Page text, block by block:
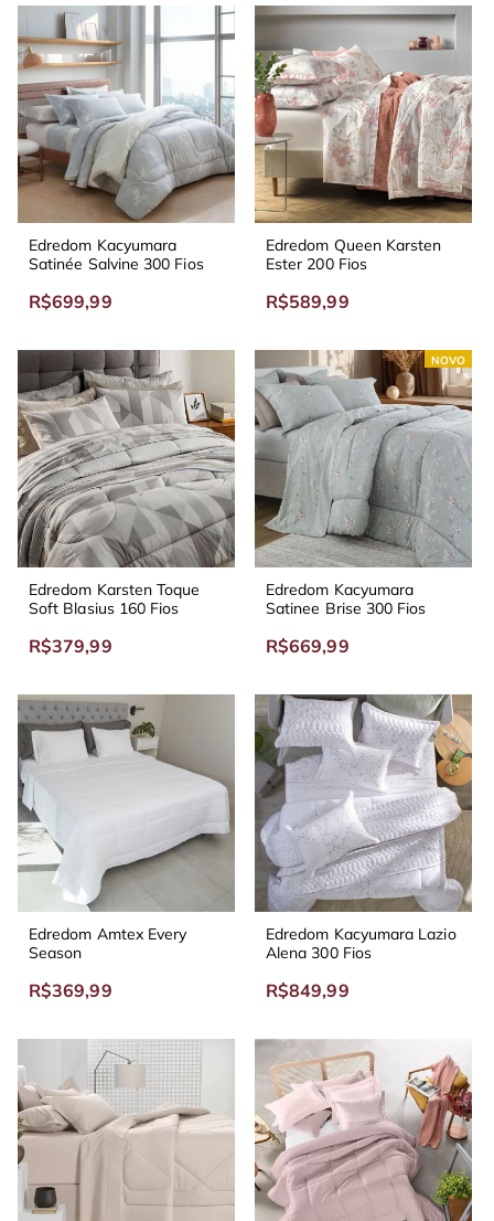
Edredom Kacyumara
Satinée Salvine 300 Fios
R$699,99
Edredom Queen Karsten
Ester 200 Fios
R$589,99
Edredom Karsten Toque
Soft Blasius 160 Fios
R$379,99
NOVO
Edredom Kacyumara
Satinee Brise 300 Fios
R$669,99
Edredom Amtex Every
Season
R$369,99
Edredom Kacyumara Lazio
Alena 300 Fios
R$849,99